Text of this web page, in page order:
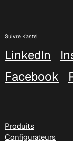
Suivre Kastel
LinkedIn
Facebook
Produits
Configurateurs